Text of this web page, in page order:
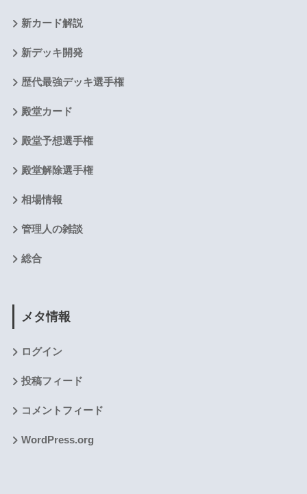
新カード解説
新デッキ開発
歴代最強デッキ選手権
殿堂カード
殿堂予想選手権
殿堂解除選手権
相場情報
管理人の雑談
総合
メタ情報
ログイン
投稿フィード
コメントフィード
WordPress.org